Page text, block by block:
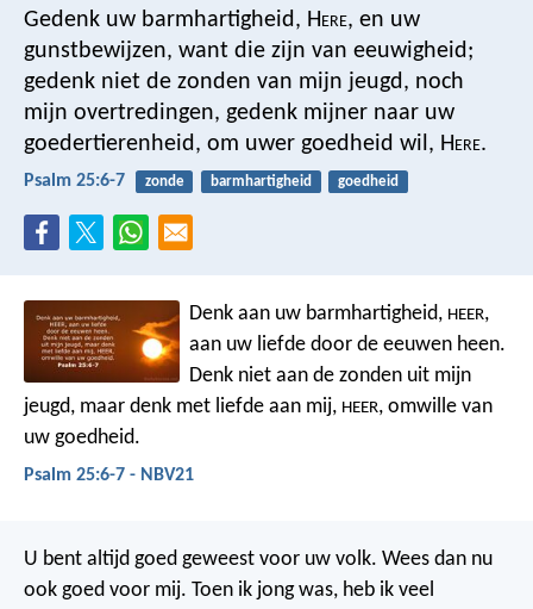
Gedenk uw barmhartigheid, Here, en uw
gunstbewijzen, want die zijn van eeuwigheid;
gedenk niet de zonden van mijn jeugd, noch
mijn overtredingen, gedenk mijner naar uw
goedertierenheid, om uwer goedheid wil, Here.
Psalm 25:6-7 zonde barmhartigheid goedheid
Denk aan uw barmhartigheid, HEER,
aan uw liefde door de eeuwen heen.
Denk niet aan de zonden uit mijn
jeugd, maar denk met liefde aan mij, HEER, omwille van
uw goedheid.
Psalm 25:6-7 - NBV21
U bent altijd goed geweest voor uw volk. Wees dan nu
ook goed voor mij. Toen ik jong was, heb ik veel